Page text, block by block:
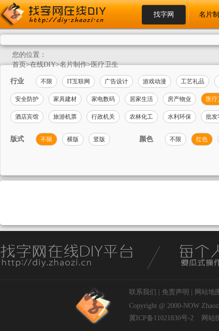
找字网 名片
您的位置：
首页>在线DIY>名片制作>医疗卫生
行业 不限 IT互联网 广告设计 游戏动漫 工艺礼品
安全防护 家具建材 家电数码 居家生活 房产物业 医
酒店宾馆 旅游机票 行政机关 农林化工 水利环保 批发
版式 不限 横版 竖版 颜色 不限 红色
联系我们 免责声明
网站地
Copyright @ 2000-NOW
冀ICP备11021830号-2
网站